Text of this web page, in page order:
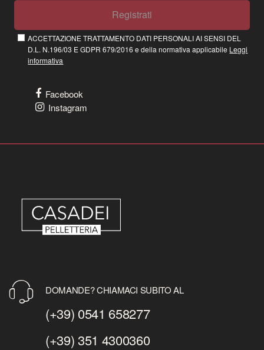
Registrati
ACCETTAZIONE TRATTAMENTO DATI PERSONALI AI SENSI DEL
D.L. N.196/03 E GDPR 679/2016 e della normativa applicabile Leggi
informativa
Facebook
Instagram
DOMANDE? CHIAMACI SUBITO AL
(+39) 0541 658277
(+39) 351 4300360